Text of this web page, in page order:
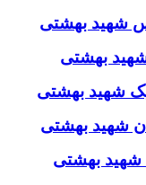
شهید بهشتی
شهید بهشتی
شهید بهشتی
شهید بهشتی
شهید بهشتی